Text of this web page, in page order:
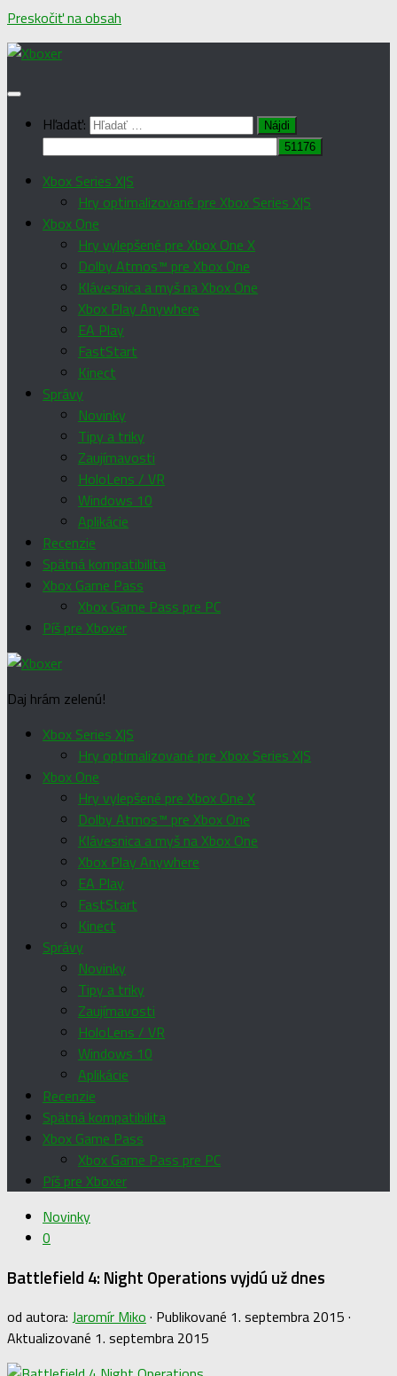
Preskočiť na obsah
Hľadať:
Xbox Series X|S
Hry optimalizované pre Xbox Series X|S
Xbox One
Hry vylepšené pre Xbox One X
Dolby Atmos™ pre Xbox One
Klávesnica a myš na Xbox One
Xbox Play Anywhere
EA Play
FastStart
Kinect
Správy
Novinky
Tipy a triky
Zaujímavosti
HoloLens / VR
Windows 10
Aplikácie
Recenzie
Spätná kompatibilita
Xbox Game Pass
Xbox Game Pass pre PC
Píš pre Xboxer
Daj hrám zelenú!
Xbox Series X|S
Hry optimalizované pre Xbox Series X|S
Xbox One
Hry vylepšené pre Xbox One X
Dolby Atmos™ pre Xbox One
Klávesnica a myš na Xbox One
Xbox Play Anywhere
EA Play
FastStart
Kinect
Správy
Novinky
Tipy a triky
Zaujímavosti
HoloLens / VR
Windows 10
Aplikácie
Recenzie
Spätná kompatibilita
Xbox Game Pass
Xbox Game Pass pre PC
Píš pre Xboxer
Novinky
0
Battlefield 4: Night Operations vyjdú už dnes
od autora: Jaromír Miko · Publikované 1. septembra 2015 ·
Aktualizované 1. septembra 2015